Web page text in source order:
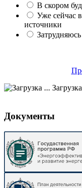
В скором
Уже сейчас
источники
Документы